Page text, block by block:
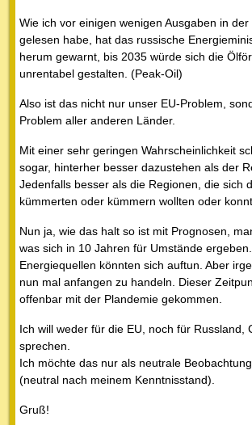
Wie ich vor einigen wenigen Ausgaben in
gelesen habe, hat das russische
herum gewarnt, bis 2035 würde sich die
unrentabel gestalten. (Peak-Oil)
Also ist das nicht nur unser EU-Problem,
Problem aller anderen Länder.
Mit einer sehr geringen Wahrscheinlichkeit
sogar, hinterher besser dazustehen als der
Jedenfalls besser als die Regionen, die sich
kümmerten oder kümmern wollten oder
Nun ja, wie das halt so ist mit Prognosen,
was sich in 10 Jahren für Umstände
Energiequellen könnten sich auftun. Aber
nun mal anfangen zu handeln. Dieser
offenbar mit der Plandemie gekommen.
Ich will weder für die EU, noch für Russland,
sprechen.
Ich möchte das nur als neutrale
(neutral nach meinem Kenntnisstand).
Gruß!